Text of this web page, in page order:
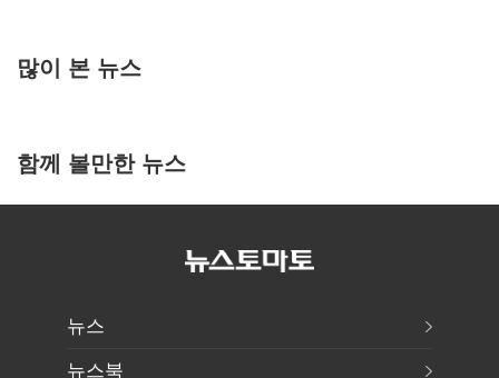
많이 본 뉴스
함께 볼만한 뉴스
뉴스
뉴스북